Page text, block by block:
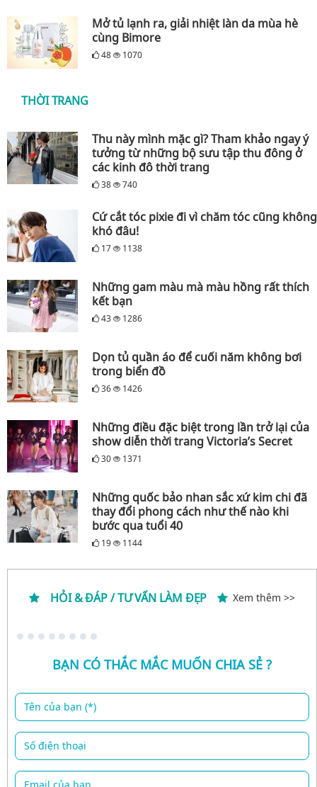
Mở tủ lạnh ra, giải nhiệt làn da mùa hè
cùng Bimore
48 1070
THỜI TRANG
Thu này mình mặc gì? Tham khảo ngay ý
tưởng từ những bộ sưu tập thu đông ở
các kinh đô thời trang
38 740
Cứ cắt tóc pixie đi vì chăm tóc cũng không
khó đâu!
17 1138
Những gam màu mà màu hồng rất thích
kết bạn
43 1286
Dọn tủ quần áo để cuối năm không bơi
trong biển đồ
36 1426
Những điều đặc biệt trong lần trở lại của
show diễn thời trang Victoria’s Secret
30 1371
Những quốc bảo nhan sắc xứ kim chi đã
thay đổi phong cách như thế nào khi
bước qua tuổi 40
19 1144
HỎI & ĐÁP / TƯ VẤN LÀM ĐẸP Xem thêm >>
BẠN CÓ THẮC MẮC MUỐN CHIA SẺ ?